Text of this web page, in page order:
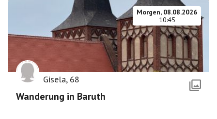
Morgen, 08.08.2026
10:45
Gisela, 68
Wanderung in Baruth